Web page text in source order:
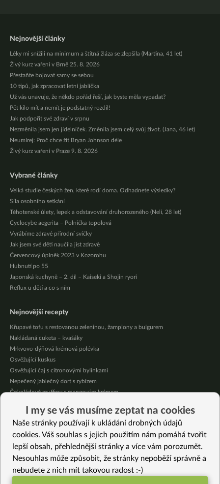
Nejnovější články
Léky mi snížili na minimum a štítná žláza se zlepšila (Martina, 41 let)
Živý kurz vaření v Brně 25. 8. 2026
Přestaňte bojovat samy se sebou
10 tipů, jak zpracovat letní jablíčka
Už vás unavuje, že někdo pořád řeší, jak byste měla vypadat?
Pět kilo mít a nemít je podstatný rozdíl!
Jak podpořit své zdraví v srpnu
Nezměnila jsem jen jídelníček. Změnila jsem celý svůj život. (Jana, 46 let)
Neumírej: Proč chce žít Bryan Johnson déle
Živý kurz vaření v Praze 9. 8. 2026
Vybrané články
Velká studie českých žen, které rodí doma. Odhadnete výsledky?
Síla osobního setkání
Těhotenské úlety, lepek a odstavování druhorozeného (Neli, 28 let)
Cyclocybe aegerita – Polnička topolová
Vyrábíme zdravé přírodní svíčky
Jak jsem své děti naučila jíst zdravě
Červencový úplněk 2023 v Kozorohu
Hubnutí po 55
Japonská kuchyně – 2. díl – Kaiseki a Shojin ryori
Reflux u dětí a co s ním
Nejnovější recepty
Křupavé tofu s restovanou zeleninou, žampiony a bulgurem
Nakládaná cuketa – kvašáky
Mrkvovo-dýňová krémová polévka
Osvěžující kuskus
Osvěžující čaj s citronovými bylinkami
Nepečený jablečný dort s rybízem
Čokoládové muffiny s mangovým krémem
Krémová zeleninová polévka s koprem a vločkami
Celozrnná rýže basmati se zeleninou
Vybrané recepty
Chleba ve “vajíčku” (vegan)
Kváskový chléb strakatá “Milka”
I my se vás musíme zeptat na cookies
Naše stránky používají k ukládání drobných údajů
cookies. Váš souhlas s jejich použitím nám pomáhá tvořit
lepší obsah, přehlednější stránky a více vám porozumět.
Nesouhlas může způsobit, že stránky nepoběží správně a
nebudete z nich mít takovou radost :-)